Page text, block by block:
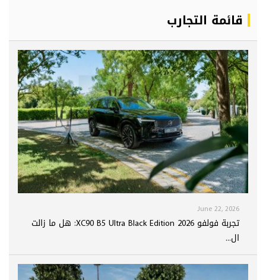
قائمة التجارب
June 22, 2026
تجربة فولفو XC90 B5 Ultra Black Edition 2026: هل ما زالت
ال...